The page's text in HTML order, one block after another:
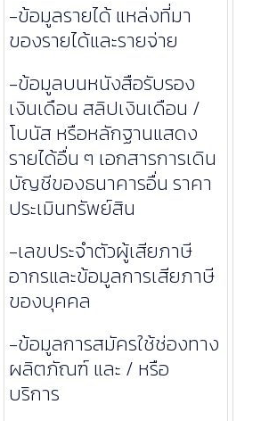
-ข้อมูลรายได้ แหล่งที่มา
ของรายได้และรายจ่าย
-ข้อมูลบนหนังสือรับรอง
เงินเดือน สลิปเงินเดือน /
โบนัส หรือหลักฐานแสดง
รายได้อื่น ๆ เอกสารการเดิน
บัญชีของธนาคารอื่น ราคา
ประเมินทรัพย์สิน
-เลขประจำตัวผู้เสียภาษี
อากรและข้อมูลการเสียภาษี
ของบุคคล
-ข้อมูลการสมัครใช้ช่องทาง
ผลิตภัณฑ์ และ / หรือ
บริการ